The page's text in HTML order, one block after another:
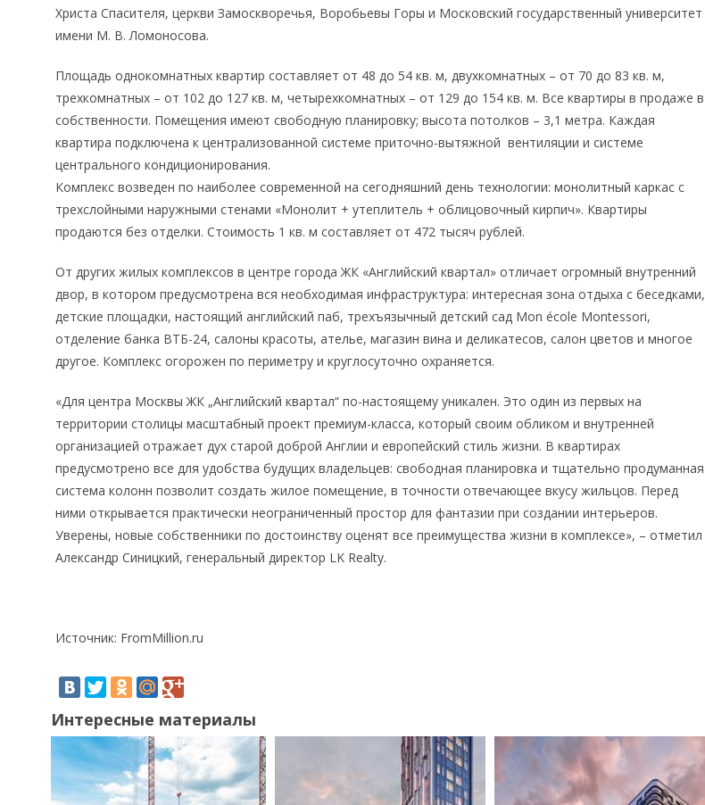
Христа Спасителя, церкви Замоскворечья, Воробьевы Горы и Московский государственный университет
имени М. В. Ломоносова.
Площадь однокомнатных квартир составляет от 48 до 54 кв. м, двухкомнатных – от 70 до 83 кв. м,
трехкомнатных – от 102 до 127 кв. м, четырехкомнатных – от 129 до 154 кв. м. Все квартиры в продаже в
собственности. Помещения имеют свободную планировку; высота потолков – 3,1 метра. Каждая
квартира подключена к централизованной системе приточно-вытяжной вентиляции и системе
центрального кондиционирования.
Комплекс возведен по наиболее современной на сегодняшний день технологии: монолитный каркас с
трехслойными наружными стенами «Монолит + утеплитель + облицовочный кирпич». Квартиры
продаются без отделки. Стоимость 1 кв. м составляет от 472 тысяч рублей.
От других жилых комплексов в центре города ЖК «Английский квартал» отличает огромный внутренний
двор, в котором предусмотрена вся необходимая инфраструктура: интересная зона отдыха с беседками,
детские площадки, настоящий английский паб, трехъязычный детский сад Mon école Montessori,
отделение банка ВТБ-24, салоны красоты, ателье, магазин вина и деликатесов, салон цветов и многое
другое. Комплекс огорожен по периметру и круглосуточно охраняется.
«Для центра Москвы ЖК „Английский квартал“ по-настоящему уникален. Это один из первых на
территории столицы масштабный проект премиум-класса, который своим обликом и внутренней
организацией отражает дух старой доброй Англии и европейский стиль жизни. В квартирах
предусмотрено все для удобства будущих владельцев: свободная планировка и тщательно продуманная
система колонн позволит создать жилое помещение, в точности отвечающее вкусу жильцов. Перед
ними открывается практически неограниченный простор для фантазии при создании интерьеров.
Уверены, новые собственники по достоинству оценят все преимущества жизни в комплексе», – отметил
Александр Синицкий, генеральный директор LK Realty.
Источник: FromMillion.ru
Интересные материалы